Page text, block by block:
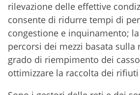
rilevazione delle effettive
consente di ridurre tempi di
congestione e inquinamento;
percorsi dei mezzi basata sulla
grado di riempimento dei
ottimizzare la raccolta dei